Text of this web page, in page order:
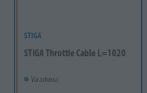
STIGA
STIGA Throttle Cable L=1020
Varastossa